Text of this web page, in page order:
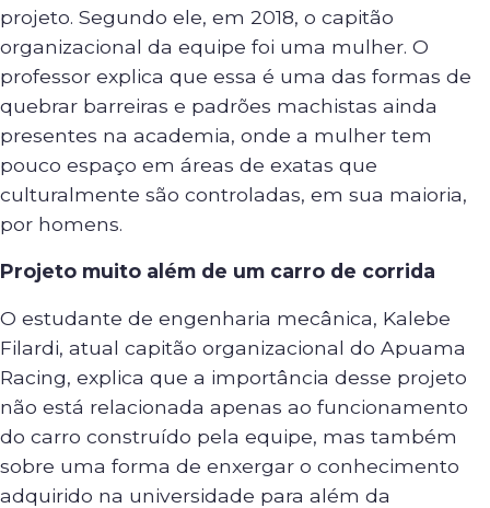
projeto. Segundo ele, em 2018, o capitão
organizacional da equipe foi uma mulher. O
professor explica que essa é uma das formas de
quebrar barreiras e padrões machistas ainda
presentes na academia, onde a mulher tem
pouco espaço em áreas de exatas que
culturalmente são controladas, em sua maioria,
por homens.
Projeto muito além de um carro de corrida
O estudante de engenharia mecânica, Kalebe
Filardi, atual capitão organizacional do Apuama
Racing, explica que a importância desse projeto
não está relacionada apenas ao funcionamento
do carro construído pela equipe, mas também
sobre uma forma de enxergar o conhecimento
adquirido na universidade para além da